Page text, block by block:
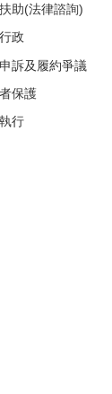
助(法律諮詢)
政
訴及履約爭議
保護
行